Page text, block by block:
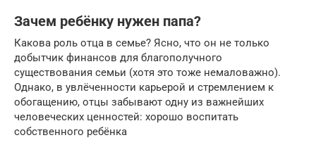
Зачем ребёнку нужен папа?
Какова роль отца в семье? Ясно, что он не только
добытчик финансов для благополучного
существования семьи (хотя это тоже немаловажно).
Однако, в увлёченности карьерой и стремлением к
обогащению, отцы забывают одну из важнейших
человеческих ценностей: хорошо воспитать
собственного ребёнка